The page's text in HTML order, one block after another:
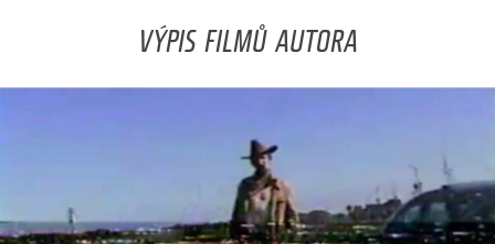
VÝPIS FILMŮ AUTORA